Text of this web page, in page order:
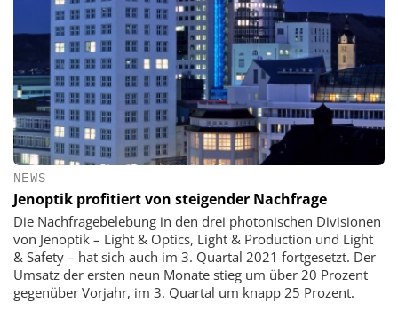
NEWS
Jenoptik profitiert von steigender Nachfrage
Die Nachfragebelebung in den drei photonischen Divisionen
von Jenoptik – Light & Optics, Light & Production und Light
& Safety – hat sich auch im 3. Quartal 2021 fortgesetzt. Der
Umsatz der ersten neun Monate stieg um über 20 Prozent
gegenüber Vorjahr, im 3. Quartal um knapp 25 Prozent.